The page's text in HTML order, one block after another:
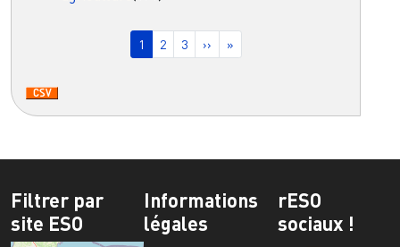
Page courante
1 Page
2 Page
3 Page suivante
›› Dernière page
»
Filtrer par
site ESO
Informations
légales
rESO
sociaux !